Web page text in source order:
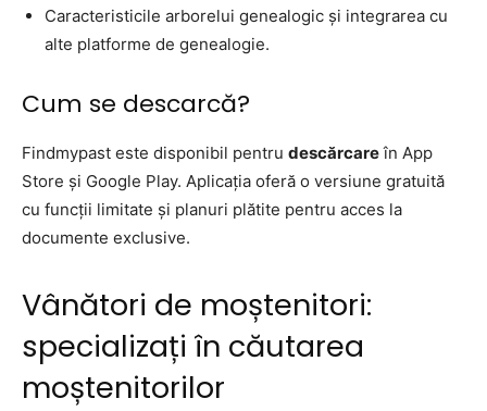
Caracteristicile arborelui genealogic și integrarea cu
alte platforme de genealogie.
Cum se descarcă?
Findmypast este disponibil pentru descărcareîn App
Store și Google Play. Aplicația oferă o versiune gratuită
cu funcții limitate și planuri plătite pentru acces la
documente exclusive.
Vânători de moștenitori:
specializați în căutarea
moștenitorilor